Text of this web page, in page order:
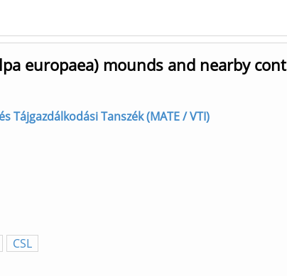
europaea) mounds and nearby
Tájgazdálkodási Tanszék (MATE / VTI)
CSL